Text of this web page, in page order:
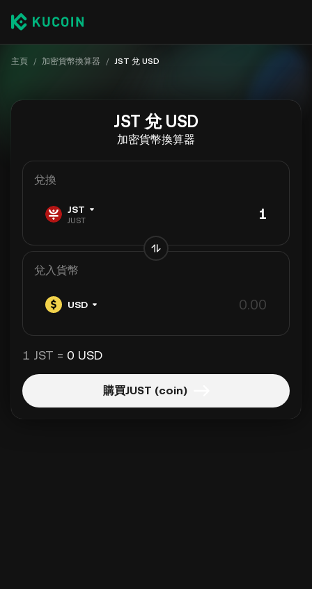
主頁 / 加密貨幣換算器 / JST 兌 USD
JST 兌 USD
加密貨幣換算器
兌換
JST
JUST
兌入貨幣
USD
1 JST = 0 USD
購買JUST (coin)